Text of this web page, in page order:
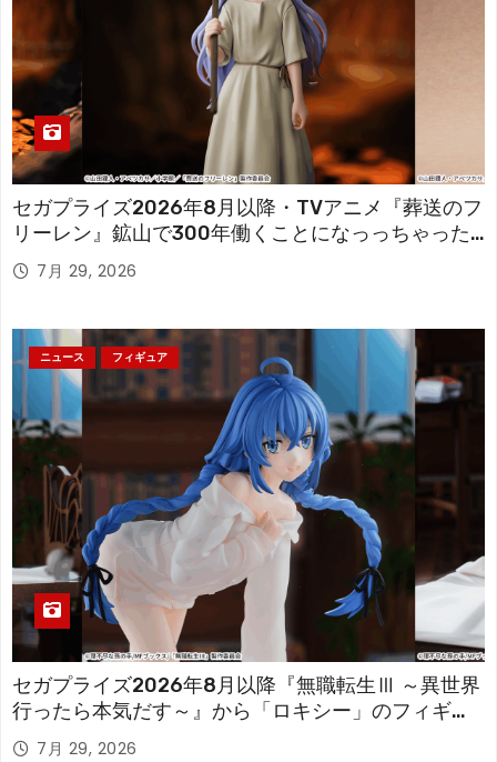
セガプライズ2026年8月以降・TVアニメ『葬送のフ
リーレン』鉱山で300年働くことになっっちゃった
「フリーレン」を立体化！
7月 29, 2026
ニュース フィギュア
セガプライズ2026年8月以降『無職転生Ⅲ ～異世界
行ったら本気だす～』から「ロキシー」のフィギュ
アが登場！
7月 29, 2026